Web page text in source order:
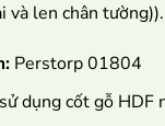
và len chân tường)).
Perstorp 01804
dụng cốt gỗ HDF